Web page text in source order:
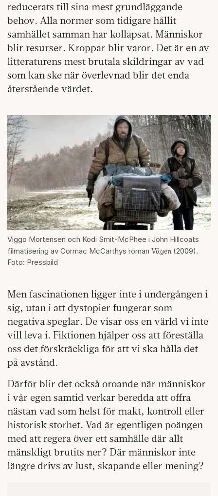
reducerats till sina mest grundläggande
behov. Alla normer som tidigare hållit
samhället samman har kollapsat. Människor
blir resurser. Kroppar blir varor. Det är en av
litteraturens mest brutala skildringar av vad
som kan ske när överlevnad blir det enda
återstående värdet.
Viggo Mortensen och Kodi Smit-McPhee i John Hillcoats
filmatisering av Cormac McCarthys roman Vägen (2009).
Foto: Pressbild
Men fascinationen ligger inte i undergången i
sig, utan i att dystopier fungerar som
negativa speglar. De visar oss en värld vi inte
vill leva i. Fiktionen hjälper oss att föreställa
oss det förskräckliga för att vi ska hålla det
på avstånd.
Därför blir det också oroande när människor
i vår egen samtid verkar beredda att offra
nästan vad som helst för makt, kontroll eller
historisk storhet. Vad är egentligen poängen
med att regera över ett samhälle där allt
mänskligt brutits ner? Där människor inte
längre drivs av lust, skapande eller mening?